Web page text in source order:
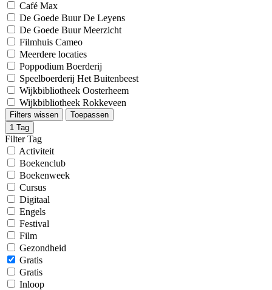
Café Max
De Goede Buur De Leyens
De Goede Buur Meerzicht
Filmhuis Cameo
Meerdere locaties
Poppodium Boerderij
Speelboerderij Het Buitenbeest
Wijkbibliotheek Oosterheem
Wijkbibliotheek Rokkeveen
Filters wissen
Toepassen
1 Tag
Filter Tag
Activiteit
Boekenclub
Boekenweek
Cursus
Digitaal
Engels
Festival
Film
Gezondheid
Gratis
Gratis
Inloop